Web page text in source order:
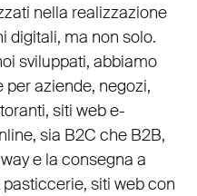
nella realizzazione
digitali, ma non solo.
sviluppati, abbiamo
peraziende, negozi,
, siti web e-
sia B2C che B2B,
e la consegna a
pasticcerie, siti web con